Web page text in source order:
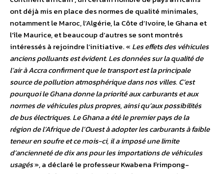
ont déjà mis en place des normes de qualité minimales,
notamment le Maroc, l’Algérie, la Côte d’Ivoire, le Ghana et
l’île Maurice, et beaucoup d’autres se sont montrés
intéressés à rejoindre l’initiative. « Les effets des véhicules
anciens polluants est évident. Les données sur la qualité de
l’air à Accra confirment que le transport est la principale
source de pollution atmosphérique dans nos villes. C’est
pourquoi le Ghana donne la priorité aux carburants et aux
normes de véhicules plus propres, ainsi qu’aux possibilités
de bus électriques. Le Ghana a été le premier pays de la
région de l’Afrique de l’Ouest à adopter les carburants à faible
teneur en soufre et ce mois-ci, il a imposé une limite
d’ancienneté de dix ans pour les importations de véhicules
usagés», a déclaré le professeur Kwabena Frimpong-